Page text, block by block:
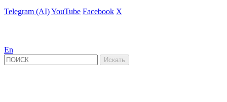
Telegram (AI)YouTube Facebook X
En